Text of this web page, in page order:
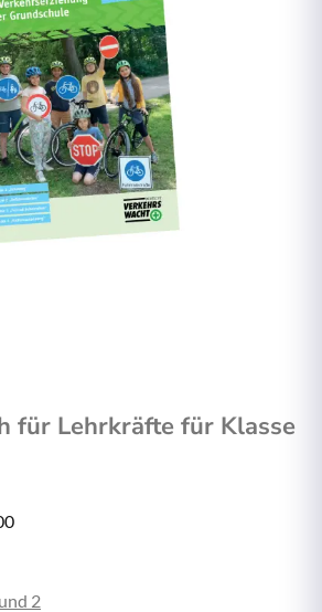
für Lehrkräfte für Klasse
2